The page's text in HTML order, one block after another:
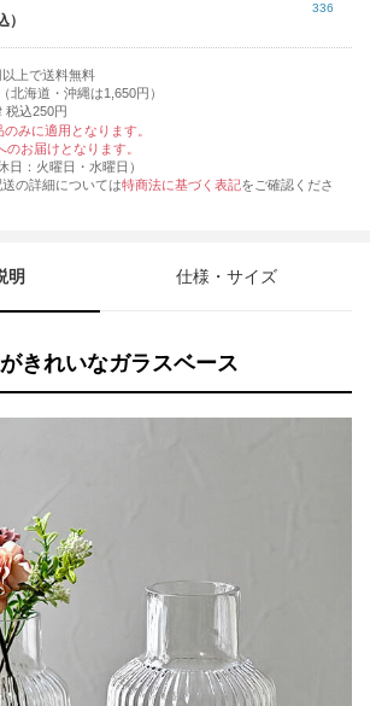
336
上で送料無料
海道・沖縄は1,650円）
込250円
みに適用となります。
お届けとなります。
日：火曜日・水曜日）
の詳細については特商法に基づく表記をご確認くださ
明 仕様・サイズ
きれいなガラスベース